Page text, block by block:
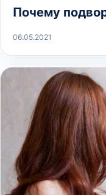
Почему
06.05.2021